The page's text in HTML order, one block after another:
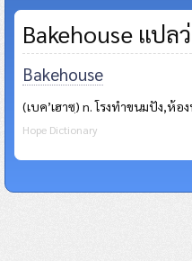
Bakehouse แปล
Bakehouse
(เบค’เฮาซฺ) n. โรงทำขนมปัง,ห้
Hope Dictionary